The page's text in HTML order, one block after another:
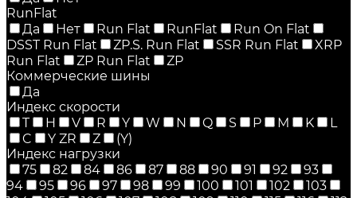
RunFlat
Да
Нет Run Flat RunFlat
Run On Flat
DSST Run Flat
ZP.S. Run Flat SSR Run Flat
XRP
Run Flat
ZP Run Flat
ZP
Коммерческие шины
Да
Индекс скорости
T
H V R Y W N Q S P M K
L
C
Y ZR Z
(Y)
Индекс нагрузки
75
82 84 86 87 88 90 91 92
93
94
95 96 97 98 99 100 101 102
103